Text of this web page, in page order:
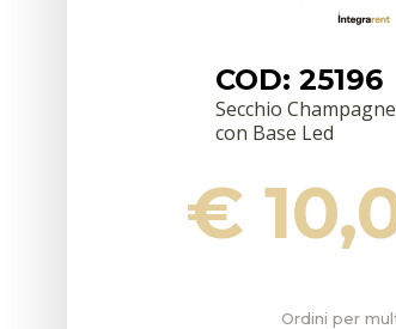
COD: 25196
Secchio
con Base Led
€
Ordini per